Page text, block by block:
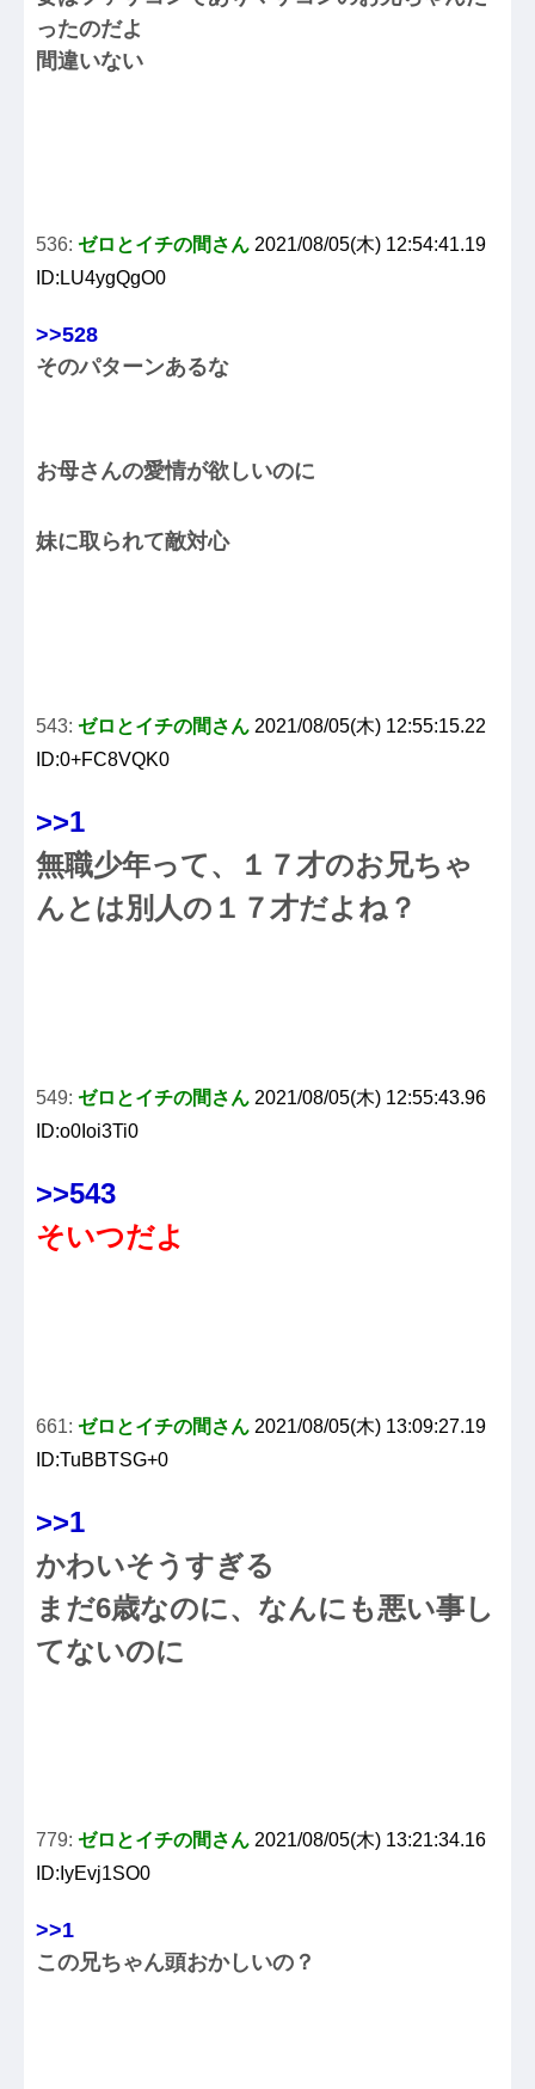
ったのだよ
間違いない
536: ゼロとイチの間さん 2021/08/05(木) 12:54:41.19
ID:LU4ygQgO0
>>528
そのパターンあるな
お母さんの愛情が欲しいのに
妹に取られて敵対心
543: ゼロとイチの間さん 2021/08/05(木) 12:55:15.22
ID:0+FC8VQK0
>>1
無職少年って、１７才のお兄ちゃ
んとは別人の１７才だよね？
549: ゼロとイチの間さん 2021/08/05(木) 12:55:43.96
ID:o0Ioi3Ti0
>>543
そいつだよ
661: ゼロとイチの間さん 2021/08/05(木) 13:09:27.19
ID:TuBBTSG+0
>>1
かわいそうすぎる
まだ6歳なのに、なんにも悪い事し
てないのに
779: ゼロとイチの間さん 2021/08/05(木) 13:21:34.16
ID:IyEvj1SO0
>>1
この兄ちゃん頭おかしいの？